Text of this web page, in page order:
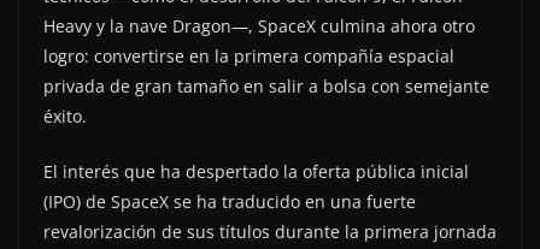
Heavy y la nave Dragon—, SpaceX culmina ahora otro
logro: convertirse en la primera compañía espacial
privada de gran tamaño en salir a bolsa con semejante
éxito.
El interés que ha despertado la oferta pública inicial
(IPO) de SpaceX se ha traducido en una fuerte
revalorización de sus títulos durante la primera jornada